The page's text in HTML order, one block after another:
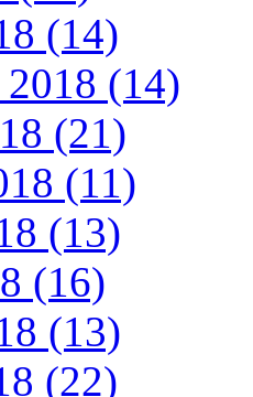
(14)
2018 (14)
(21)
(11)
(13)
(16)
(13)
(22)